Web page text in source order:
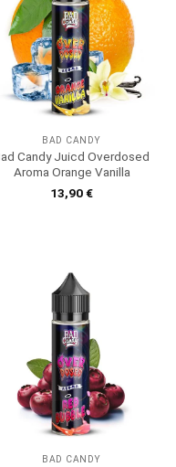
BAD CANDY
Candy Juicd Overdosed
Aroma Orange Vanilla
13,90€
BAD CANDY